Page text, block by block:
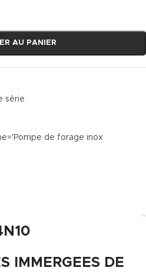
AU PANIER
série
de forage inox
IMMERGEES DE